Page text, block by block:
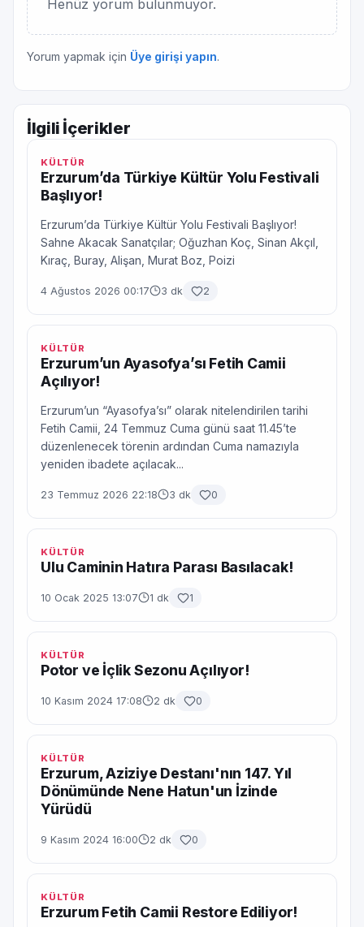
Henüz yorum bulunmuyor.
Yorum yapmak için Üye girişi yapın.
İlgili İçerikler
KÜLTÜR
Erzurum’da Türkiye Kültür Yolu Festivali
Başlıyor!
Erzurum’da Türkiye Kültür Yolu Festivali Başlıyor!
Sahne Akacak Sanatçılar; Oğuzhan Koç, Sinan Akçıl,
Kıraç, Buray, Alişan, Murat Boz, Poizi
4 Ağustos 2026 00:17 3 dk 2
KÜLTÜR
Erzurum’un Ayasofya’sı Fetih Camii
Açılıyor!
Erzurum’un “Ayasofya’sı” olarak nitelendirilen tarihi
Fetih Camii, 24 Temmuz Cuma günü saat 11.45’te
düzenlenecek törenin ardından Cuma namazıyla
yeniden ibadete açılacak...
23 Temmuz 2026 22:18 3 dk 0
KÜLTÜR
Ulu Caminin Hatıra Parası Basılacak!
10 Ocak 2025 13:07 1 dk 1
KÜLTÜR
Potor ve İçlik Sezonu Açılıyor!
10 Kasım 2024 17:08 2 dk 0
KÜLTÜR
Erzurum, Aziziye Destanı'nın 147. Yıl
Dönümünde Nene Hatun'un İzinde
Yürüdü
9 Kasım 2024 16:00 2 dk 0
KÜLTÜR
Erzurum Fetih Camii Restore Ediliyor!